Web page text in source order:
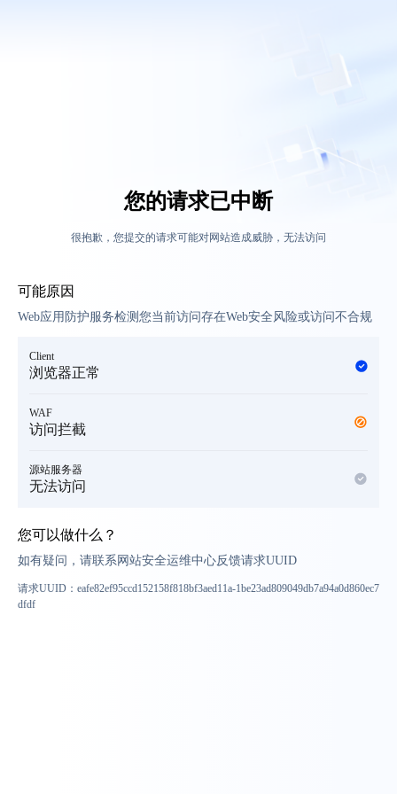
您的请求已中断
很抱歉，您提交的请求可能对网站造成威胁，无法访问
可能原因
Web应用防护服务检测您当前访问存在Web安全风险或访问不合规
Client
浏览器正常
WAF
访问拦截
源站服务器
无法访问
您可以做什么？
如有疑问，请联系网站安全运维中心反馈请求UUID
请求UUID： eafe82ef95ccd152158f818bf3aed11a-1be23ad809049db7a94a0d860ec7
dfdf